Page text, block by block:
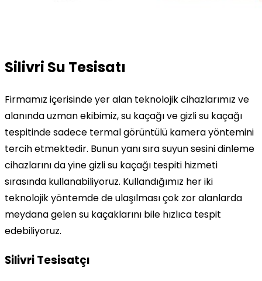
Silivri Su Tesisatı
Firmamız içerisinde yer alan teknolojik cihazlarımız ve
alanında uzman ekibimiz, su kaçağı ve gizli su kaçağı
tespitinde sadece termal görüntülü kamera yöntemini
tercih etmektedir. Bunun yanı sıra suyun sesini dinleme
cihazlarını da yine gizli su kaçağı tespiti hizmeti
sırasında kullanabiliyoruz. Kullandığımız her iki
teknolojik yöntemde de ulaşılması çok zor alanlarda
meydana gelen su kaçaklarını bile hızlıca tespit
edebiliyoruz.
Silivri Tesisatçı